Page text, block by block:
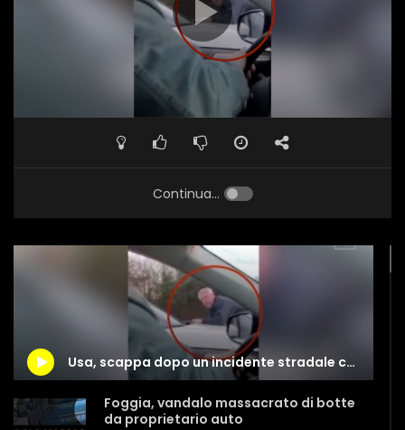
Continua...
Usa, scappa dopo un incidente stradale con un uomo attaccato al cofano
Foggia, vandalo massacrato di botte
da proprietario auto